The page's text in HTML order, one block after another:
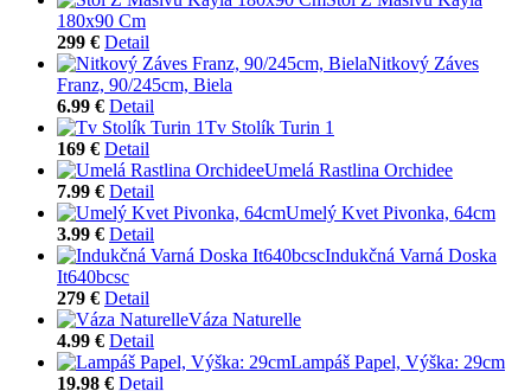
180x90 Cm
299 € Detail
Nitkový Záves
Franz, 90/245cm, Biela
6.99 € Detail
Tv Stolík Turin 1
169 € Detail
Umelá Rastlina Orchidee
7.99 € Detail
Umelý Kvet Pivonka, 64cm
3.99 € Detail
Indukčná Varná Doska
It640bcsc
279 € Detail
Váza Naturelle
4.99 € Detail
Lampáš Papel, Výška: 29cm
19.98 € Detail